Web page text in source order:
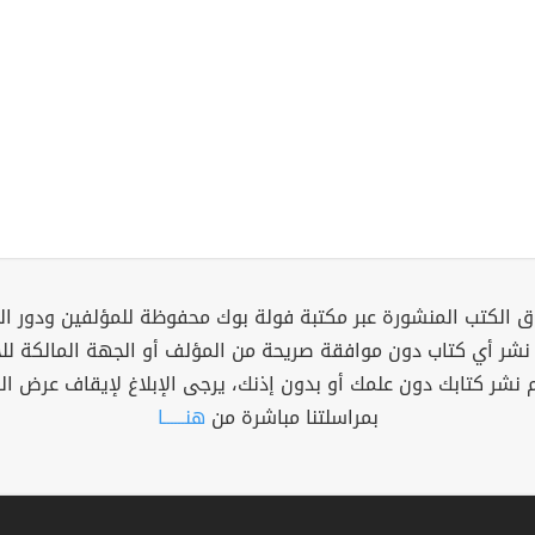
الكتب المنشورة عبر مكتبة فولة بوك محفوظة للمؤلفين ودور
نشر أي كتاب دون موافقة صريحة من المؤلف أو الجهة المالكة
نشر كتابك دون علمك أو بدون إذنك، يرجى الإبلاغ لإيقاف عرض
بمراسلتنا مباشرة من هنــــــا